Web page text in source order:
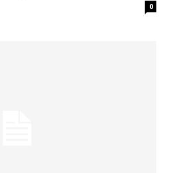
0